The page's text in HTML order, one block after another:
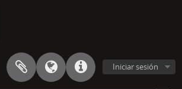
Iniciar sesión